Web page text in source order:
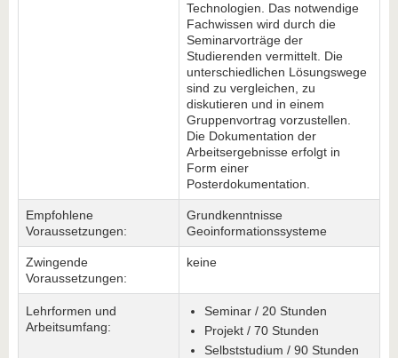
Technologien. Das notwendige
Fachwissen wird durch die
Seminarvorträge der
Studierenden vermittelt. Die
unterschiedlichen Lösungswege
sind zu vergleichen, zu
diskutieren und in einem
Gruppenvortrag vorzustellen.
Die Dokumentation der
Arbeitsergebnisse erfolgt in
Form einer
Posterdokumentation.
Empfohlene
Voraussetzungen:
Grundkenntnisse
Geoinformationssysteme
Zwingende
Voraussetzungen:
keine
Lehrformen und
Arbeitsumfang:
Seminar / 20 Stunden
Projekt / 70 Stunden
Selbststudium / 90 Stunden